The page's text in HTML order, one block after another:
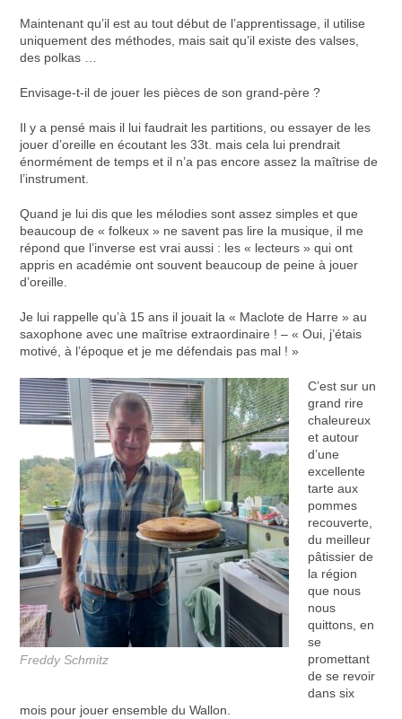
Maintenant qu’il est au tout début de l’apprentissage, il utilise
uniquement des méthodes, mais sait qu’il existe des valses,
des polkas …
Envisage-t-il de jouer les pièces de son grand-père ?
Il y a pensé mais il lui faudrait les partitions, ou essayer de les
jouer d’oreille en écoutant les 33t. mais cela lui prendrait
énormément de temps et il n’a pas encore assez la maîtrise de
l’instrument.
Quand je lui dis que les mélodies sont assez simples et que
beaucoup de « folkeux » ne savent pas lire la musique, il me
répond que l’inverse est vrai aussi : les « lecteurs » qui ont
appris en académie ont souvent beaucoup de peine à jouer
d’oreille.
Je lui rappelle qu’à 15 ans il jouait la « Maclote de Harre » au
saxophone avec une maîtrise extraordinaire ! – « Oui, j’étais
motivé, à l’époque et je me défendais pas mal ! »
Freddy Schmitz
C’est sur un
grand rire
chaleureux
et autour
d’une
excellente
tarte aux
pommes
recouverte,
du meilleur
pâtissier de
la région
que nous
nous
quittons, en
se
promettant
de se revoir
dans six
mois pour jouer ensemble du Wallon.